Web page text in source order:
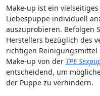
Make-up ist ein
Liebespuppe individuell
auszuprobieren. Befolgen
Herstellers bezüglich des
richtigen Reinigungsmittel
Make-up von der TPE
entscheidend, um
der Puppe zu verhindern.